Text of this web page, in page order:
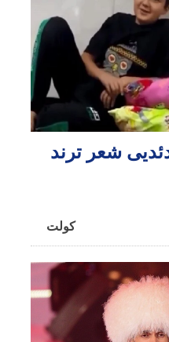
شعر ترند
کولت